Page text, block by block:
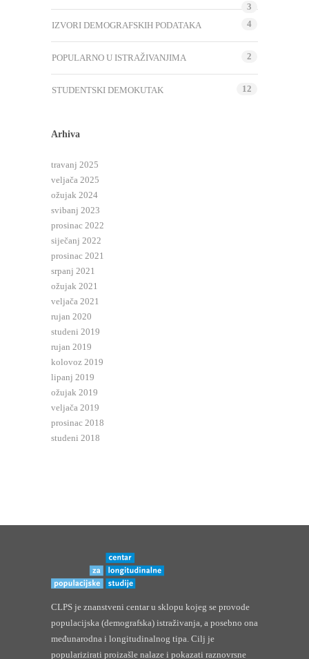
3
IZVORI DEMOGRAFSKIH PODATAKA
4
POPULARNO U ISTRAŽIVANJIMA 2
STUDENTSKI DEMOKUTAK 12
Arhiva
travanj 2025
veljača 2025
ožujak 2024
svibanj 2023
prosinac 2022
siječanj 2022
prosinac 2021
srpanj 2021
ožujak 2021
veljača 2021
rujan 2020
studeni 2019
rujan 2019
kolovoz 2019
lipanj 2019
ožujak 2019
veljača 2019
prosinac 2018
studeni 2018
CLPS je znanstveni centar u sklopu kojeg se provode
populacijska (demografska) istraživanja, a posebno ona
međunarodna i longitudinalnog tipa. Cilj je
popularizirati proizašle nalaze i pokazati raznovrsne